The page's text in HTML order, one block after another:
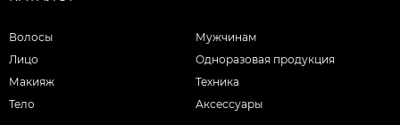
Волосы
Лицо
Макияж
Тело
Мужчинам
Одноразовая продукция
Техника
Аксессуары